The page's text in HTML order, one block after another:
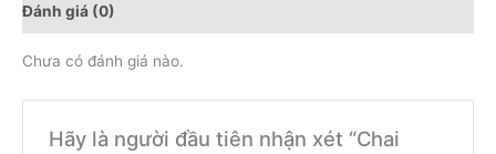
Đánh giá (0)
Chưa có đánh giá nào.
Hãy là người đầu tiên nhận xét “Chai